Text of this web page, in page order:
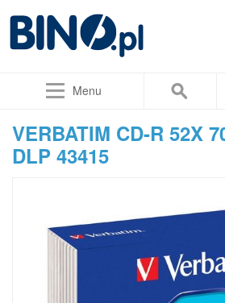
Menu
VERBATIM CD-R 52X
DLP 43415